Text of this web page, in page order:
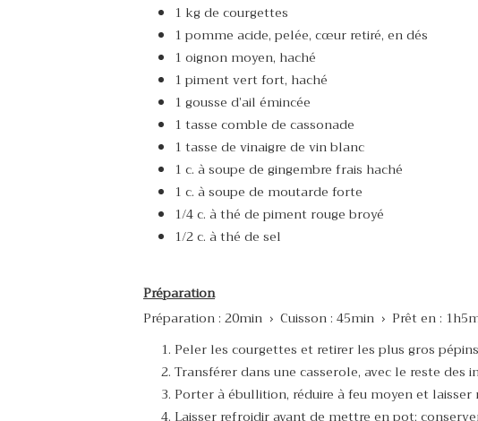
1 kg de courgettes
1 pomme acide, pelée, cœur retiré, en dés
1 oignon moyen, haché
1 piment vert fort, haché
1 gousse d’ail émincée
1 tasse comble de cassonade
1 tasse de vinaigre de vin blanc
1 c. à soupe de gingembre frais haché
1 c. à soupe de moutarde forte
1/4 c. à thé de piment rouge broyé
1/2 c. à thé de sel
Préparation
Préparation : 20min › Cuisson : 45min › Prêt en :
Peler les courgettes et retirer les plus gros
Transférer dans une casserole, avec le reste des
Porter à ébullition, réduire à feu moyen et
Laisser refroidir avant de mettre en pot;